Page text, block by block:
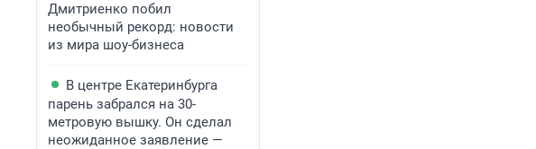
Дмитриенко побил
необычный рекорд: новости
из мира шоу-бизнеса
В центре Екатеринбурга
парень забрался на 30-
метровую вышку. Он сделал
неожиданное заявление —